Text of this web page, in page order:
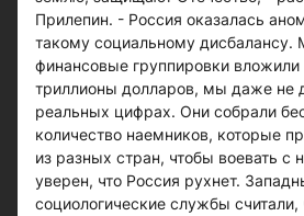
Прилепин. - Россия оказалась
такому социальному дисбалансу.
финансовые группировки вложили
триллионы долларов, мы даже не
реальных цифрах. Они собрали
количество наемников, которые
из разных стран, чтобы воевать
уверен, что Россия рухнет.
социологические службы считали,